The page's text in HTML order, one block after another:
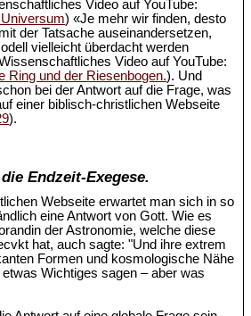
Video auf YouTube:
) «Je mehr wir finden, desto
der Tatsache auseinandersetzen,
vielleicht überdacht werden
Video auf YouTube:
Ring und der Riesenbogen.). Und
bei der Antwort auf die Frage, was
einer biblisch-christlichen Webseite
).
Endzeit-Exegese.
Webseite erwartet man sich in so
eine Antwort von Gott. Wie es
der Astronomie, welche diese
hat, auch sagte: "Und ihre extrem
Formen und kosmologische Nähe
Wichtiges sagen – aber was